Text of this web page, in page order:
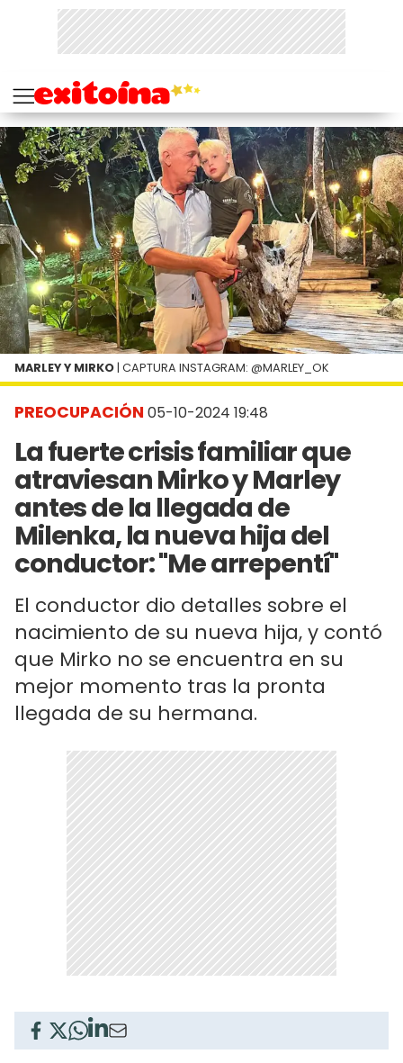
PREOCUPACIÓN 05-10-2024 19:48
La fuerte crisis familiar que
atraviesan Mirko y Marley
antes de la llegada de
Milenka, la nueva hija del
conductor: "Me arrepentí"
El conductor dio detalles sobre el
nacimiento de su nueva hija, y contó
que Mirko no se encuentra en su
mejor momento tras la pronta
llegada de su hermana.
MARLEY Y MIRKO | CAPTURA INSTAGRAM: @MARLEY_OK